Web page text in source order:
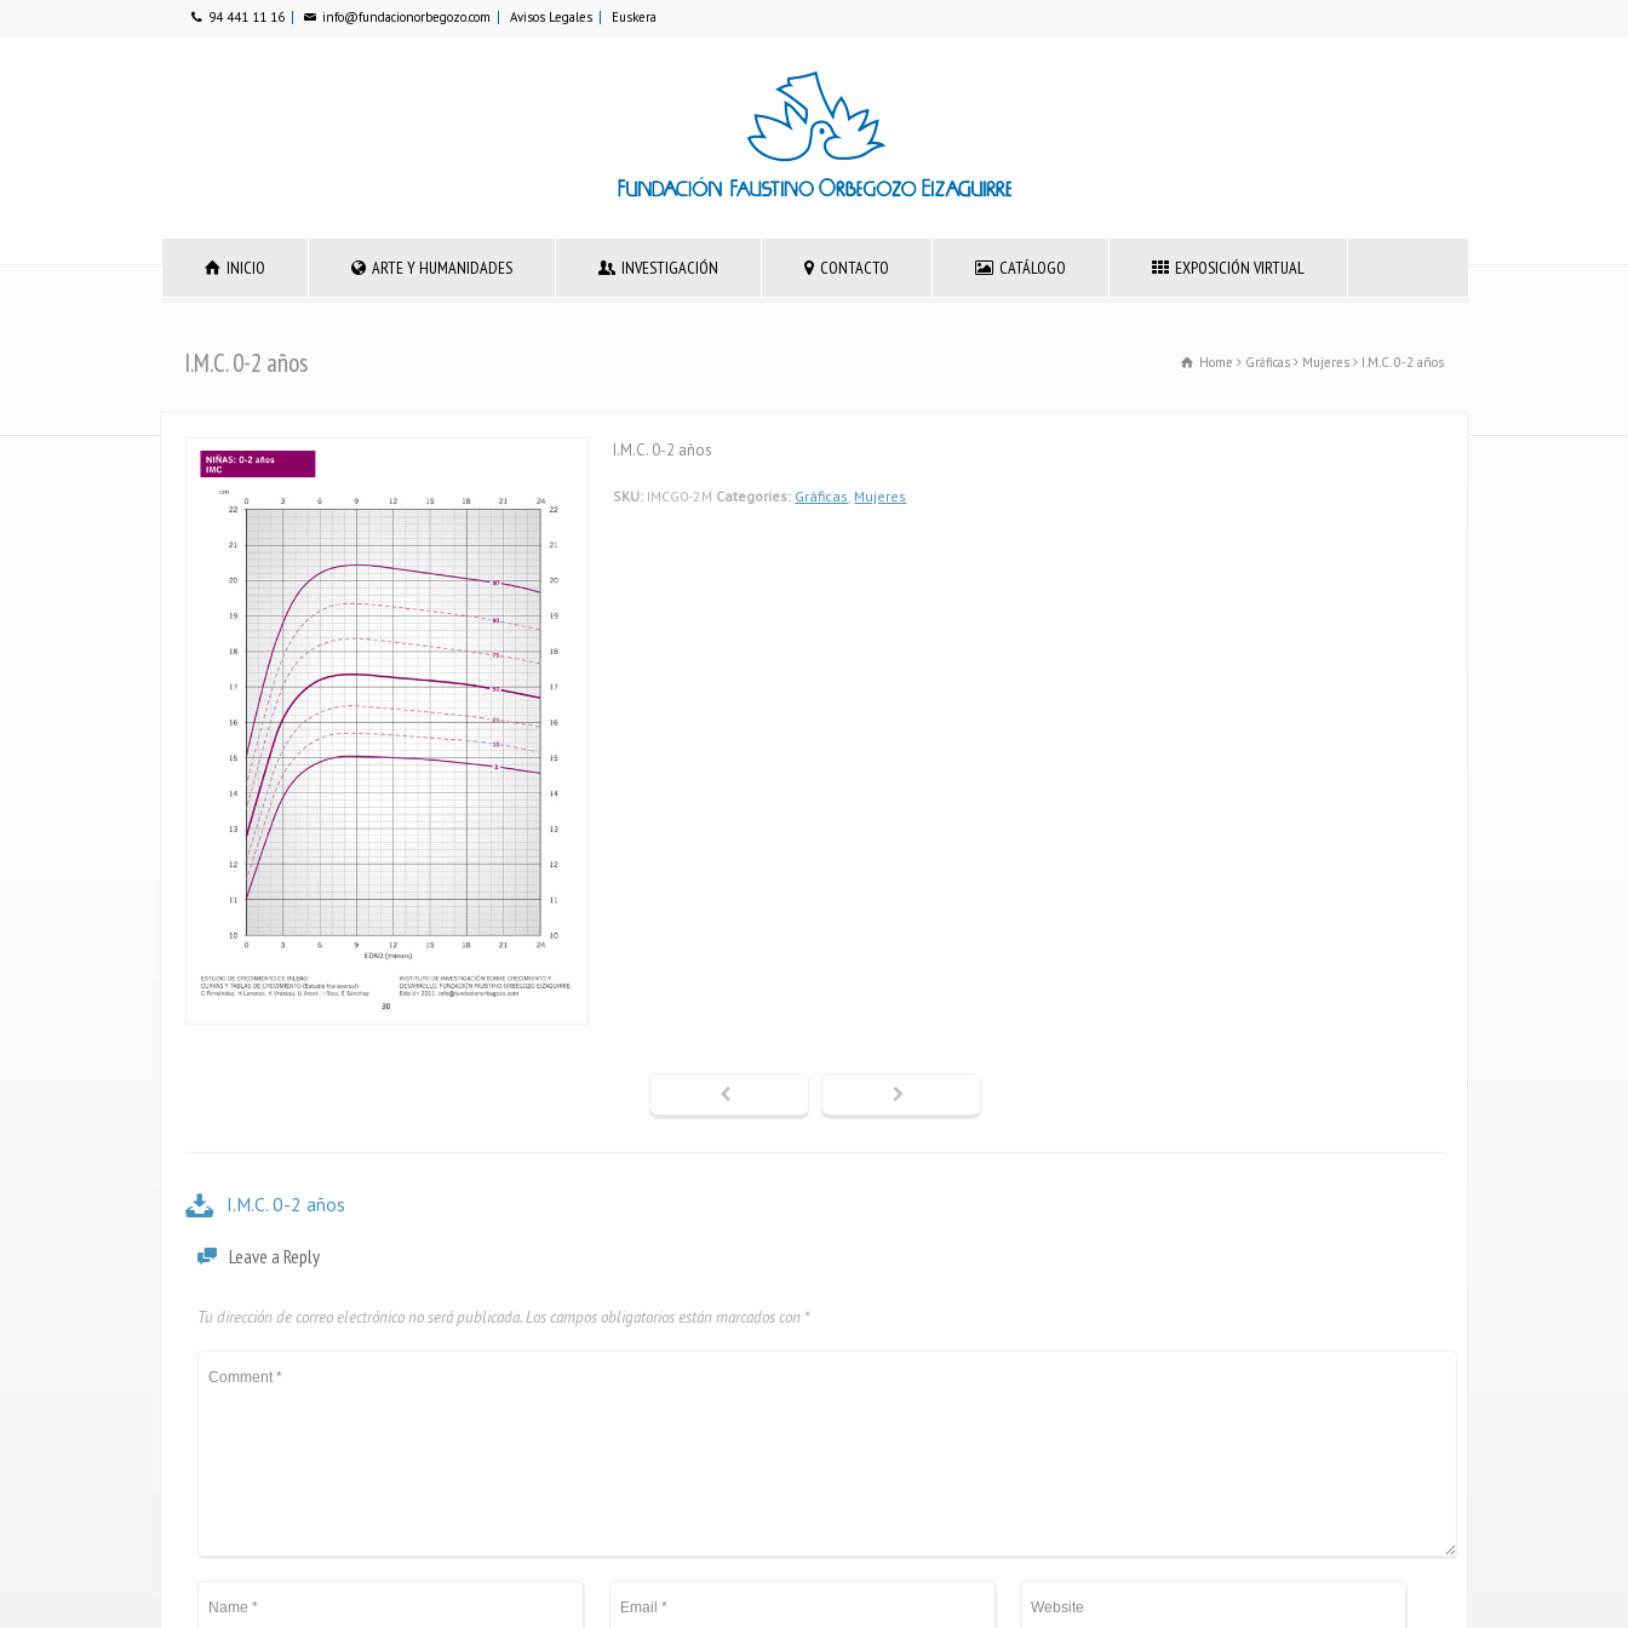
94 441 11 16 info@fundacionorbegozo.com Avisos Legales Euskera
INICIO ARTE Y HUMANIDADES INVESTIGACIÓN CONTACTO CATÁLOGO EXPOSICIÓN VIRTUAL
I.M.C. 0-2 años Home Gráficas Mujeres I.M.C. 0-2 años
I.M.C. 0-2 años
SKU: IMCG0-2M Categories: Gráficas, Mujeres
I.M.C. 0-2 años
Leave a Reply
Tu dirección de correo electrónico no será publicada.Los campos obligatorios están marcados con *